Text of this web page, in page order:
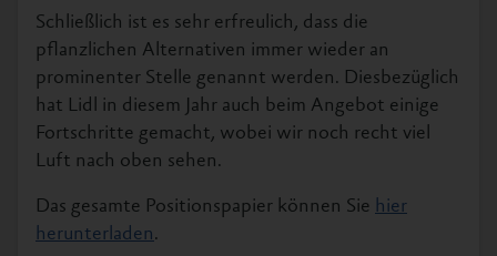
Schließlich ist es sehr erfreulich, dass die
pflanzlichen Alternativen immer wieder an
prominenter Stelle genannt werden. Diesbezüglich
hat Lidl in diesem Jahr auch beim Angebot einige
Fortschritte gemacht, wobei wir noch recht viel
Luft nach oben sehen.
Das gesamte Positionspapier können Sie hier
herunterladen.